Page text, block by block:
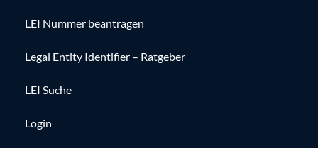
LEI Nummer beantragen
Legal Entity Identifier – Ratgeber
LEI Suche
Login